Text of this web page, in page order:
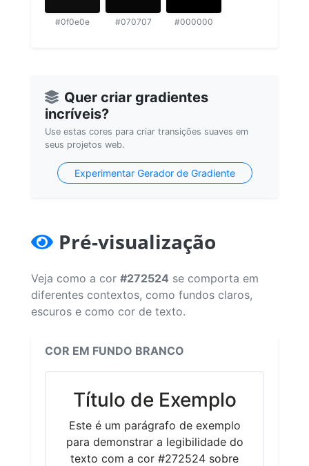
#0f0e0e #070707 #000000
Quer criar gradientes
incríveis?
Use estas cores para criar transições suaves em
seus projetos web.
Experimentar Gerador de Gradiente
Pré-visualização
Veja como a cor #272524 se comporta em
diferentes contextos, como fundos claros,
escuros e como cor de texto.
COR EM FUNDO BRANCO
Título de Exemplo
Este é um parágrafo de exemplo
para demonstrar a legibilidade do
texto com a cor #272524 sobre